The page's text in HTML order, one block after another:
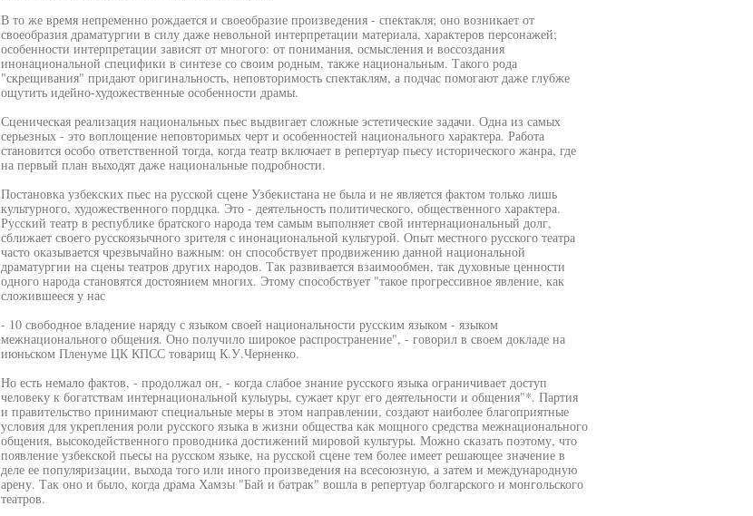
В то же время непременно рождается и своеобразие произведения - спектакля; оно возникает от
своеобразия драматургии в силу даже невольной интерпретации материала, характеров персонажей;
особенности интерпретации зависят от многого: от понимания, осмысления и воссоздания
инонациональной специфики в синтезе со своим родным, также национальным. Такого рода
"скрещивания" придают оригинальность, неповторимость спектаклям, а подчас помогают даже глубже
ощутить идейно-художественные особенности драмы.
Сценическая реализация национальных пьес выдвигает сложные эстетические задачи. Одна из самых
серьезных - это воплощение неповторимых черт и особенностей национального характера. Работа
становится особо ответственной тогда, когда театр включает в репертуар пьесу исторического жанра, где
на первый план выходят даже национальные подробности.
Постановка узбекских пьес на русской сцене Узбекистана не была и не является фактом только лишь
культурного, художественного пордцка. Это - деятельность политического, общественного характера.
Русский театр в республике братского народа тем самым выполняет свой интернациональный долг,
сближает своего русскоязычного зрителя с инонациональной культурой. Опыт местного русского театра
часто оказывается чрезвычайно важным: он способствует продвижению данной национальной
драматургии на сцены театров других народов. Так развивается взаимообмен, так духовные ценности
одного народа становятся достоянием многих. Этому способствует "такое прогрессивное явление, как
сложившееся у нас
- 10 свободное владение наряду с языком своей национальности русским языком - языком
межнационального общения. Оно получило широкое распространение", - говорил в своем докладе на
июньском Пленуме ЦК КПСС товарищ К.У.Черненко.
Но есть немало фактов, - продолжал он, - когда слабое знание русского языка ограничивает доступ
человеку к богатствам интернациональной кулыуры, сужает круг его деятельности и общения"*. Партия
и правительство принимают специальные меры в этом направлении, создают наиболее благоприятные
условия для укрепления роли русского языка в жизни общества как мощного средства межнационального
общения, высокодейственного проводника достижений мировой культуры. Можно сказать поэтому, что
появление узбекской пьесы на русском языке, на русской сцене тем более имеет решающее значение в
деле ее популяризации, выхода того или иного произведения на всесоюзную, а затем и международную
арену. Так оно и было, когда драма Хамзы "Бай и батрак" вошла в репертуар болгарского и монгольского
театров.